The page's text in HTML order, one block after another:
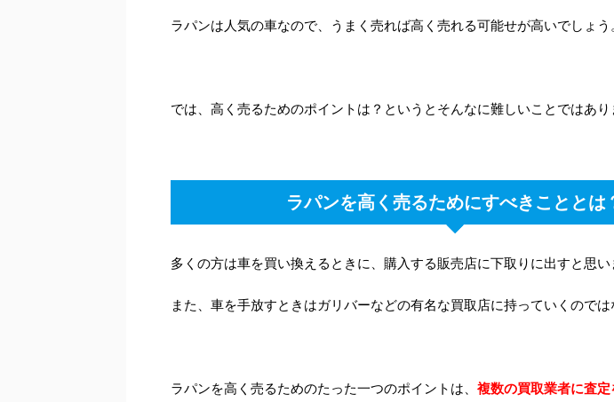
ラパンは人気の車なので、うまく売れば高く売れる可能せが高いでしょう
では、高く売るためのポイントは？というとそんなに難しいことではあり
ラパンを高く売るためにすべきこととは
多くの方は車を買い換えるときに、購入する販売店に下取りに出すと思い
また、車を手放すときはガリバーなどの有名な買取店に持っていくのでは
ラパンを高く売るためのたった一つのポイントは、 複数の買取業者に査